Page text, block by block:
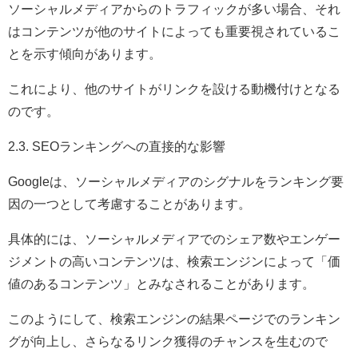
ソーシャルメディアからのトラフィックが多い場合、それ
はコンテンツが他のサイトによっても重要視されているこ
とを示す傾向があります。
これにより、他のサイトがリンクを設ける動機付けとなる
のです。
2.3. SEOランキングへの直接的な影響
Googleは、ソーシャルメディアのシグナルをランキング要
因の一つとして考慮することがあります。
具体的には、ソーシャルメディアでのシェア数やエンゲー
ジメントの高いコンテンツは、検索エンジンによって「価
値のあるコンテンツ」とみなされることがあります。
このようにして、検索エンジンの結果ページでのランキン
グが向上し、さらなるリンク獲得のチャンスを生むので